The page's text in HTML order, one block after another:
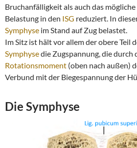
Bruchanfälligkeit als auch das
Belastung in den ISG reduziert. In
Symphyse im Stand auf Zug belastet.
Im Sitz ist hält vor allem der obere Teil
Symphysedie Zugspannung, die durch
Rotationsmoment (oben nach außen)
Verbund mit der Biegespannung der
Die Symphyse